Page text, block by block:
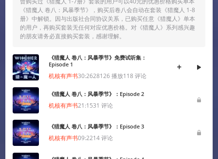
联系我们 / CONTACT US 投稿须知 用户协议 隐私政策
社区规定
工作招聘
Copyright © 2009 - 2024 GAMECORES. All Rights Reserved
App内打开
《猎魔人 卷八：风暴季节》，购买后卷八会自动在套装《猎魔人 1-8
册》中解锁。因与出版社合同协议关系，已购买任意《猎魔人》单本
的用户，再购买套装无任何对应优惠价格。对《猎魔人》系列感兴趣
的朋友请务必直接购买套装，感谢理解。
《猎魔人 卷八：风暴季节》免费试听集：
Episode 1
机核有声书30:2628126播放118 评论
《猎魔人 卷八：风暴季节》：Episode 2
机核有声书21:1531 评论
《猎魔人 卷八：风暴季节》：Episode 3
机核有声书09:2214评论